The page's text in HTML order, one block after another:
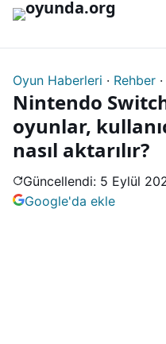
İçeriğe geç
Oyun Haberleri · Rehber ·
Nintendo
oyunlar,
nasıl aktarılır?
Güncellendi: 5 Eylül
Google'da ekle